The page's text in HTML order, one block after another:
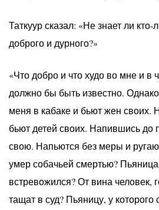
Таткуур сказал: «Не знает ли кто-
доброго и дурного?»
«Что добро и что худо во мне и в
должно бы быть известно.
меня в кабаке и бьют жен своих.
бьют детей своих. Напившись до
свою. Напьются без меры и
умер собачьей смертью?
встревожился? От вина человек,
тащат в суд? Пьяницу, у которого